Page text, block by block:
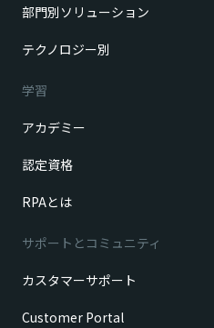
部門別ソリューション
テクノロジー別
学習
アカデミー
認定資格
RPAとは
サポートとコミュニティ
カスタマーサポート
Customer Portal